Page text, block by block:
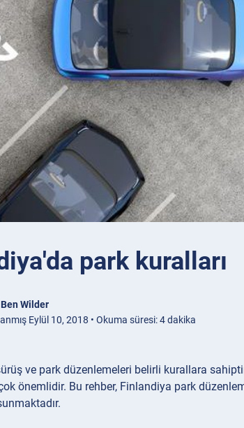
park kuralları
Ben Wilder
Eylül 10, 2018 • Okuma süresi: 4 dakika
ve park düzenlemeleri belirli kurallara
önemlidir. Bu rehber, Finlandiya park